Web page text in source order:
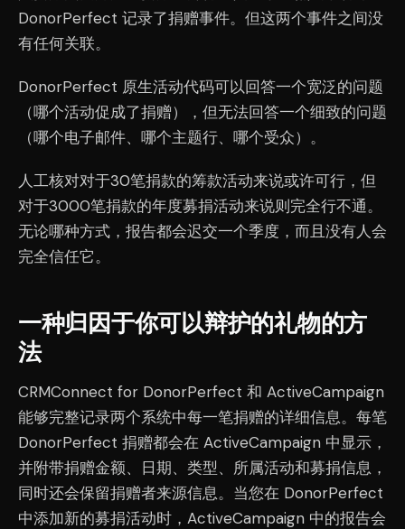
DonorPerfect 记录了捐赠事件。但这两个事件之间没
有任何关联。
DonorPerfect 原生活动代码可以回答一个宽泛的问题
（哪个活动促成了捐赠），但无法回答一个细致的问题
（哪个电子邮件、哪个主题行、哪个受众）。
人工核对对于30笔捐款的筹款活动来说或许可行，但
对于3000笔捐款的年度募捐活动来说则完全行不通。
无论哪种方式，报告都会迟交一个季度，而且没有人会
完全信任它。
一种归因于你可以辩护的礼物的方
法
CRMConnect for DonorPerfect 和 ActiveCampaign
能够完整记录两个系统中每一笔捐赠的详细信息。每笔
DonorPerfect 捐赠都会在 ActiveCampaign 中显示，
并附带捐赠金额、日期、类型、所属活动和募捐信息，
同时还会保留捐赠者来源信息。当您在 DonorPerfect
中添加新的募捐活动时，ActiveCampaign 中的报告会